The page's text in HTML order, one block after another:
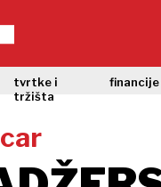
tvrtke i
tržišta
financije